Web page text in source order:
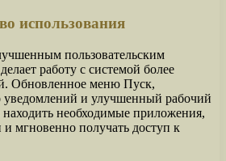
использования
пользовательским
работу с системой более
Обновленное меню Пуск,
уведомлений и улучшенный рабочий
необходимые приложения,
и мгновенно получать доступ к